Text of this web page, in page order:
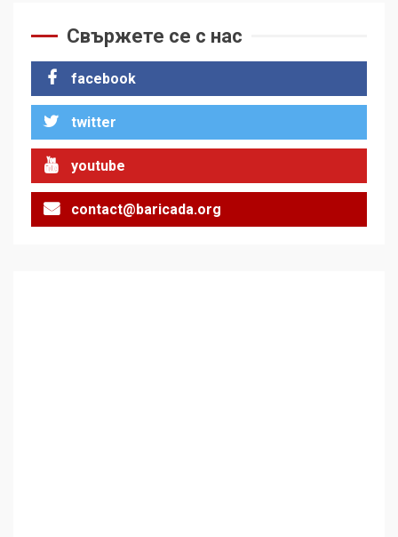
Свържете се с нас
facebook
twitter
youtube
contact@baricada.org